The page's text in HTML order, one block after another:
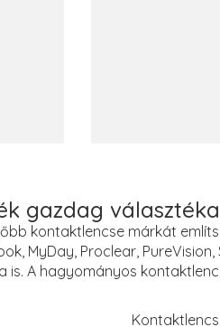
gazdag választéka
kontaktlencse márkát
MyDay, Proclear,
is. A hagyományos